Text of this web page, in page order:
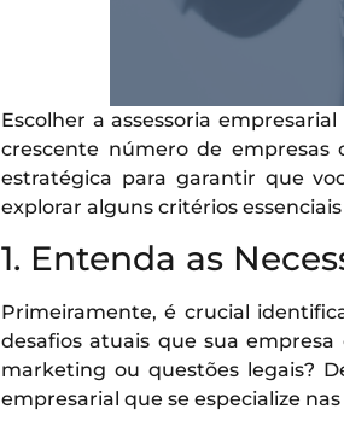
Escolher a assessoria
crescente número de
estratégica para garantir que
explorar alguns critérios
1. Entenda as
Primeiramente, é crucial
desafios atuais que sua
marketing ou questões legais?
empresarial que se especialize